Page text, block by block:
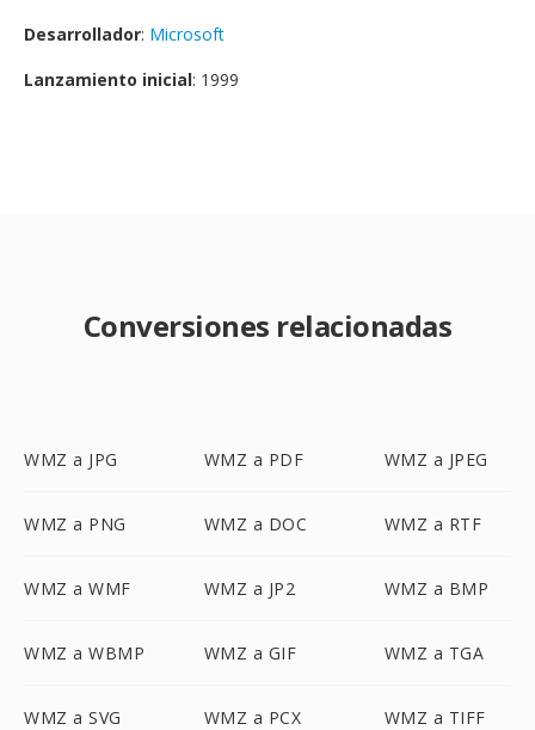
Desarrollador: Microsoft
Lanzamiento inicial: 1999
Conversiones relacionadas
WMZ a JPG WMZ a PDF WMZ a JPEG
WMZ a PNG WMZ a DOC WMZ a RTF
WMZ a WMF WMZ a JP2 WMZ a BMP
WMZ a WBMP WMZ a GIF WMZ a TGA
WMZ a SVG WMZ a PCX WMZ a TIFF